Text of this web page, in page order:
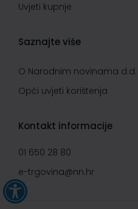
Uvjeti kupnje
Saznajte više
O Narodnim novinama d.d.
Opći uvjeti korištenja
Kontakt informacije
01 650 28 80
e-trgovina@nn.hr